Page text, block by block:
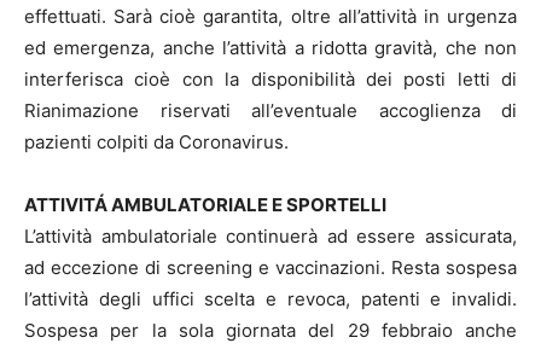
effettuati. Sarà cioè garantita, oltre all’attività in urgenza
ed emergenza, anche l’attività a ridotta gravità, che non
interferisca cioè con la disponibilità dei posti letti di
Rianimazione riservati all’eventuale accoglienza di
pazienti colpiti da Coronavirus.
ATTIVITÁ AMBULATORIALE E SPORTELLI
L’attività ambulatoriale continuerà ad essere assicurata,
ad eccezione di screening e vaccinazioni. Resta sospesa
l’attività degli uffici scelta e revoca, patenti e invalidi.
Sospesa per la sola giornata del 29 febbraio anche